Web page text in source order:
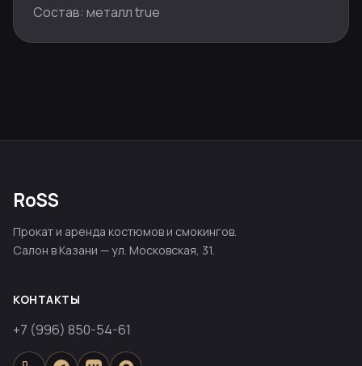
Состав: металл true
RoSS
Прокат и аренда костюмов и смокингов.
Салон в Казани — ул. Московская, 31.
КОНТАКТЫ
+7 (996) 850-54-61